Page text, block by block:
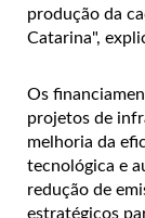
produção da
Catarina",
Os
projetos de
melhoria da
tecnológica e
redução de
estratégicos